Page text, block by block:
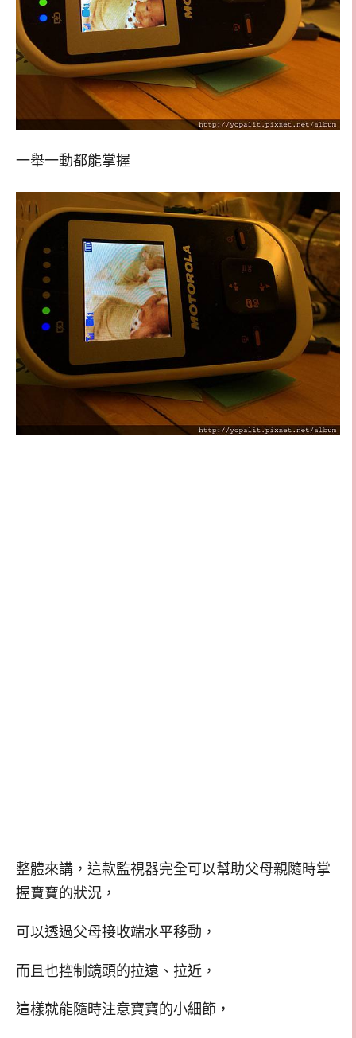
一舉一動都能掌握
整體來講，這款監視器完全可以幫助父母親隨時掌
握寶寶的狀況，
可以透過父母接收端水平移動，
而且也控制鏡頭的拉遠、拉近，
這樣就能隨時注意寶寶的小細節，